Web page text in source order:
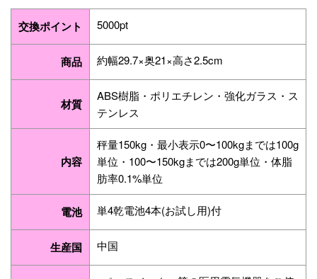
交換ポイント 5000pt
商品 約幅29.7×奥21×高さ2.5cm
材質
ABS樹脂・ポリエチレン・強化ガラス・ス
テンレス
内容
秤量150kg・最小表示0〜100kgまでは100g
単位・100〜150kgまでは200g単位・体脂
肪率0.1%単位
電池 単4乾電池4本(お試し用)付
生産国 中国